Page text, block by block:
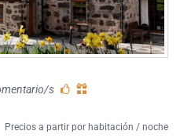
s
Precios a partir por habitación / noche